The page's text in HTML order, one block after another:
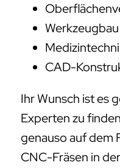
Werkzeugbau
CAD-
Ihr Wunsch ist es
Experten zu
genauso auf dem
CNC-Fräsen in